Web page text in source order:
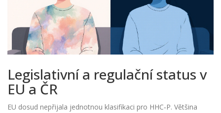
Legislativní a regulační status v
EU a ČR
EU dosud nepřijala jednotnou klasifikaci pro HHC‑P. Většina